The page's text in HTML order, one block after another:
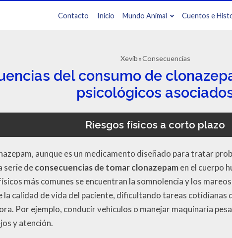
Contacto Inicio Mundo Animal Cuentos e
Xevib Consecuencias
del consumo de
psicológicos
Riesgos físicos a corto plazo
aunque es un medicamento diseñado para tratar
serie deconsecuencias de tomar clonazepamen el cuerpo
más comunes se encuentran la somnolencia y los
calidad de vida del paciente, dificultando tareas cotidianas
Por ejemplo, conducir vehículos o manejar maquinaria
y atención.